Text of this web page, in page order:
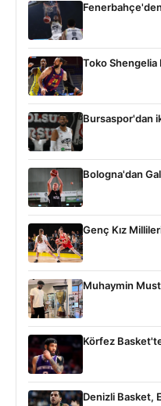
Toko Shengelia
Bursaspor'dan
Bologna'dan
Genç Kız
Muhaymin
Körfez
Denizli Basket,